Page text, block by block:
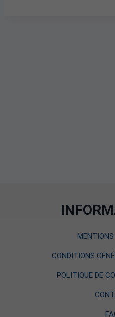
CONDITIONS
POLITIQUE DE